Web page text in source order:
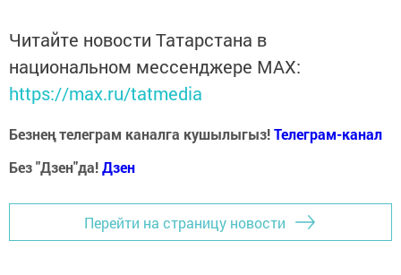
Читайте новости Татарстана в
национальном мессенджере MАХ:
https://max.ru/tatmedia
Безнең телеграм каналга кушылыгыз!Телеграм-канал
Без "Дзен"да!Дзен
Перейти на страницу новости